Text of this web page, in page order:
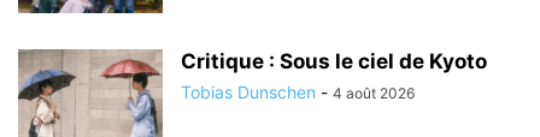
Critique : Sous le ciel de Kyoto
Tobias Dunschen - 4 août 2026